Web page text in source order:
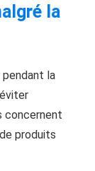
la
pendant la
concernent
produits